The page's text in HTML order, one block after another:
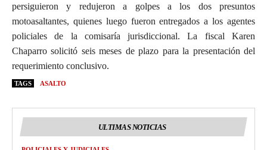
persiguieron y redujeron a golpes a los dos presuntos
motoasaltantes, quienes luego fueron entregados a los agentes
policiales de la comisaría jurisdiccional. La fiscal Karen
Chaparro solicitó seis meses de plazo para la presentación del
requerimiento conclusivo.
TAGS ASALTO
ULTIMAS NOTICIAS